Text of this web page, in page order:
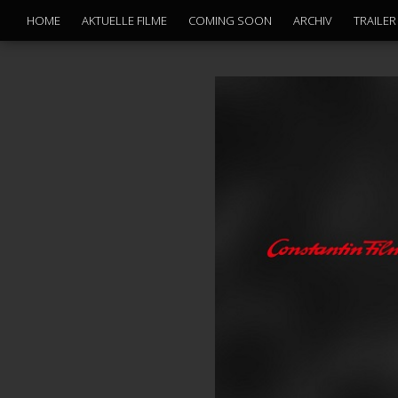
HOME AKTUELLE FILME COMING SOON ARCHIV TRAILER